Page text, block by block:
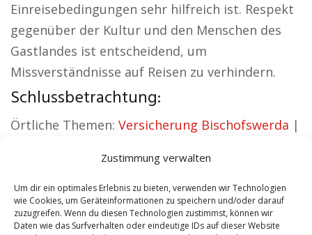
Zustimmung verwalten
Um dir ein optimales Erlebnis zu bieten, verwenden wir Technologien
wie Cookies, um Geräteinformationen zu speichern und/oder darauf
zuzugreifen. Wenn du diesen Technologien zustimmst, können wir
Daten wie das Surfverhalten oder eindeutige IDs auf dieser Website
Einreisebedingungen sehr hilfreich ist. Respekt
gegenüber der Kultur und den Menschen des
Gastlandes ist entscheidend, um
Missverständnisse auf Reisen zu verhindern.
Schlussbetrachtung:
Örtliche Themen: Versicherung Bischofswerda |
|Reisebüro Bischofswerda
Versicherung Bischofswerda|Hauskauf
Bischofswerda